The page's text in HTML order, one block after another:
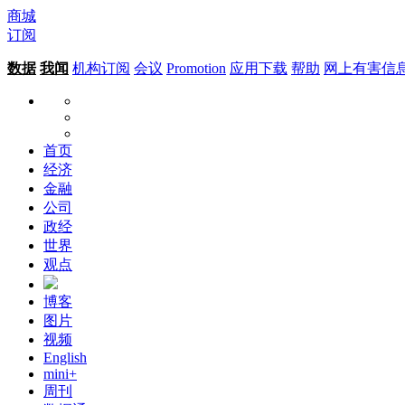
商城
订阅
数据 我闻 机构订阅 会议 Promotion 应用下载 帮助 网上有害信
首页
经济
金融
公司
政经
世界
观点
博客
图片
视频
English
mini+
周刊